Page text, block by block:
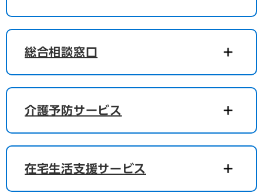
総合相談窓口
介護予防サービス
在宅生活支援サービス